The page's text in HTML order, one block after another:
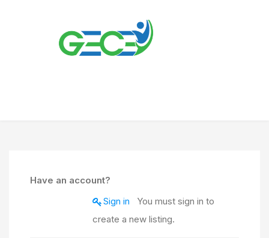
Have an account?
Sign in
create a new listing.